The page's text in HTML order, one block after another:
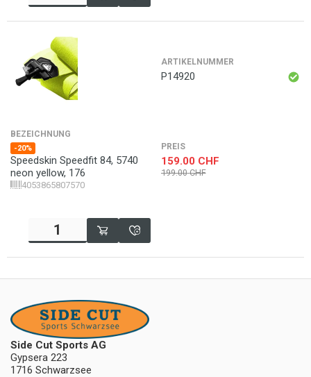
ARTIKELNUMMER
P14920
BEZEICHNUNG
-20%
Speedskin Speedfit 84, 5740
neon yellow, 176
4053865807570
PREIS
159.00 CHF
199.00 CHF
Side Cut Sports AG
Gypsera 223
1716 Schwarzsee